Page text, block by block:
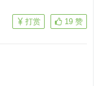
19 赞
打赏